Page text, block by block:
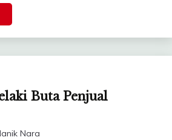
Buta Penjual
Nara